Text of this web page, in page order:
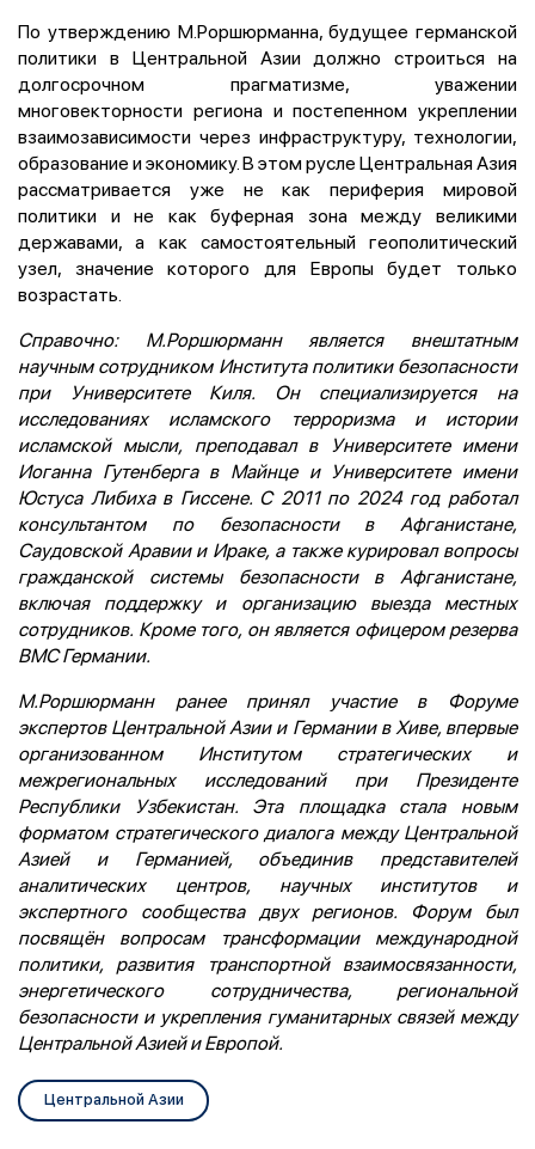
По утверждению М.Роршюрманна, будущее германской
политики в Центральной Азии должно строиться на
долгосрочном прагматизме, уважении
многовекторности региона и постепенном укреплении
взаимозависимости через инфраструктуру, технологии,
образование и экономику. В этом русле Центральная Азия
рассматривается уже не как периферия мировой
политики и не как буферная зона между великими
державами, а как самостоятельный геополитический
узел, значение которого для Европы будет только
возрастать.
Справочно: М.Роршюрманн является внештатным
научным сотрудником Института политики безопасности
при Университете Киля. Он специализируется на
исследованиях исламского терроризма и истории
исламской мысли, преподавал в Университете имени
Иоганна Гутенберга в Майнце и Университете имени
Юстуса Либиха в Гиссене. С 2011 по 2024 год работал
консультантом по безопасности в Афганистане,
Саудовской Аравии и Ираке, а также курировал вопросы
гражданской системы безопасности в Афганистане,
включая поддержку и организацию выезда местных
сотрудников. Кроме того, он является офицером резерва
ВМС Германии.
М.Роршюрманн ранее принял участие в Форуме
экспертов Центральной Азии и Германии в Хиве, впервые
организованном Институтом стратегических и
межрегиональных исследований при Президенте
Республики Узбекистан. Эта площадка стала новым
форматом стратегического диалога между Центральной
Азией и Германией, объединив представителей
аналитических центров, научных институтов и
экспертного сообщества двух регионов. Форум был
посвящён вопросам трансформации международной
политики, развития транспортной взаимосвязанности,
энергетического сотрудничества, региональной
безопасности и укрепления гуманитарных связей между
Центральной Азией и Европой.
Центральной Азии